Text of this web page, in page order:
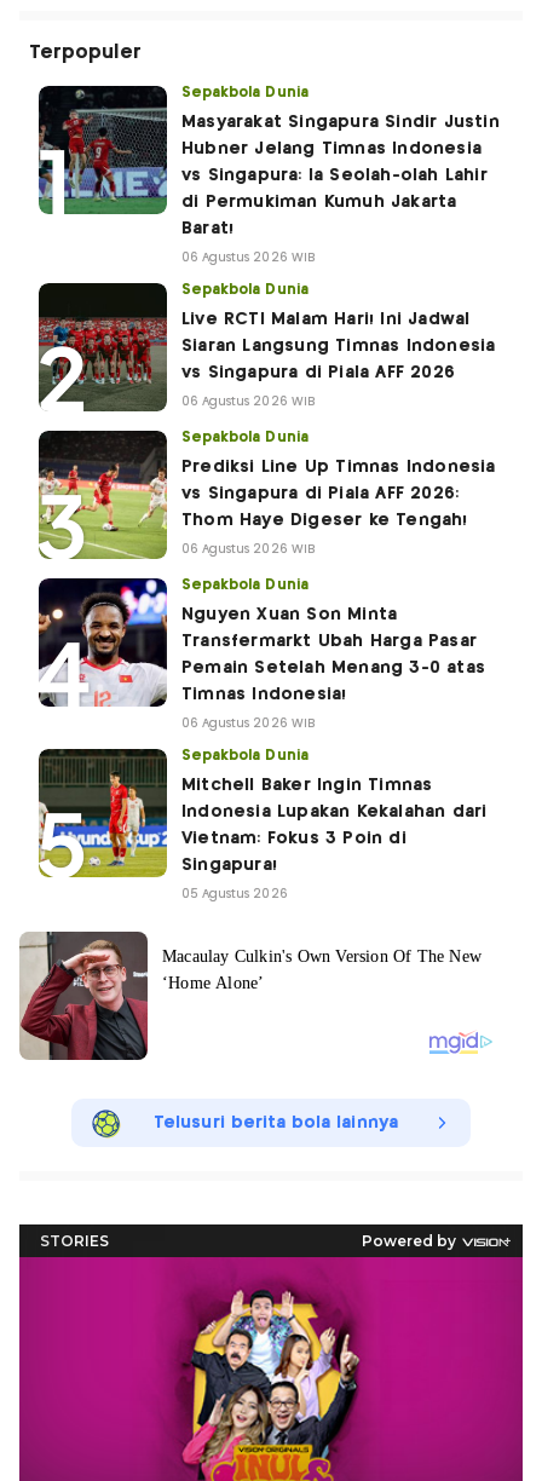
Terpopuler
Sepakbola Dunia
Masyarakat Singapura Sindir Justin
Hubner Jelang Timnas Indonesia
vs Singapura: Ia Seolah-olah Lahir
di Permukiman Kumuh Jakarta
Barat!
06 Agustus 2026 WIB
Sepakbola Dunia
Live RCTI Malam Hari! Ini Jadwal
Siaran Langsung Timnas Indonesia
vs Singapura di Piala AFF 2026
06 Agustus 2026 WIB
Sepakbola Dunia
Prediksi Line Up Timnas Indonesia
vs Singapura di Piala AFF 2026:
Thom Haye Digeser ke Tengah!
06 Agustus 2026 WIB
Sepakbola Dunia
Nguyen Xuan Son Minta
Transfermarkt Ubah Harga Pasar
Pemain Setelah Menang 3-0 atas
Timnas Indonesia!
06 Agustus 2026 WIB
Sepakbola Dunia
Mitchell Baker Ingin Timnas
Indonesia Lupakan Kekalahan dari
Vietnam: Fokus 3 Poin di
Singapura!
05 Agustus 2026
Telusuri berita bola lainnya